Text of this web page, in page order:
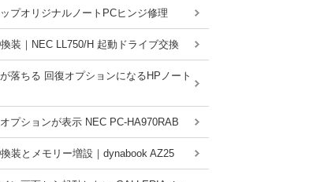
プオリジナルノートPCヒンジ修理
装｜NEC LL750/H 起動ドライブ交換
落ちる 回復オプションになるHPノート
プションが表示 NEC PC-HA970RAB
装とメモリー増設｜dynabook AZ25